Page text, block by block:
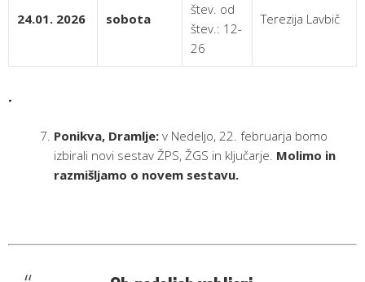
24.01. 2026 sobota
štev. od
štev.: 12-
26
Terezija Lavbič
.
Ponikva, Dramlje: v Nedeljo, 22. februarja bomo
izbirali novi sestav ŽPS, ŽGS in ključarje. Molimo in
razmišljamo o novem sestavu.